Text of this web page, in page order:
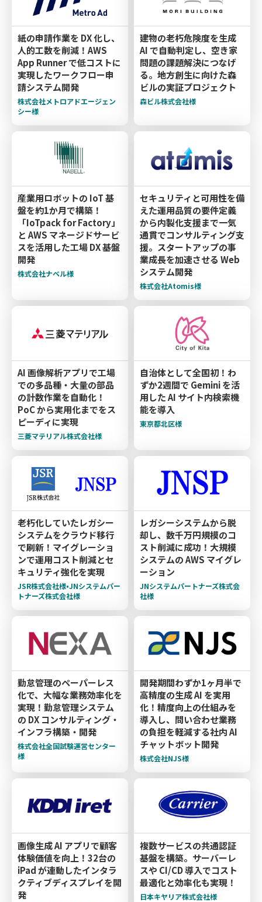
紙の申請作業を DX 化し、
人的工数を削減！AWS
App Runner で低コストに
実現したワークフロー申
請システム開発
株式会社メトロアドエージェン
シー様
建物の老朽危険度を生成
AI で自動判定し、空き家
問題の課題解決につなげ
る。地方創生に向けた森
ビルの実証プロジェクト
森ビル株式会社様
産業用ロボットの IoT 基
盤を約1か月で構築！
「IoTpack for Factory」
と AWS マネージドサービ
スを活用した工場 DX 基盤
開発
株式会社ナベル様
セキュリティと可用性を備
えた運用品質の要件定義
から内製化支援まで一気
通貫でコンサルティング支
援。スタートアップの事
業成長を加速させる Web
システム開発
株式会社Atomis様
AI 画像解析アプリで工場
での多品種・大量の部品
の計数作業を自動化！
PoC から実用化までをス
ピーディに実現
三菱マテリアル株式会社様
自治体として全国初！わ
ずか2週間で Gemini を活
用した AI サイト内検索機
能を導入
東京都北区様
老朽化していたレガシー
システムをクラウド移行
で刷新！マイグレーショ
ンで運用コスト削減とセ
キュリティ強化を実現
JSR株式会社様•JNシステムパー
トナーズ株式会社様
レガシーシステムから脱
却し、数千万円規模のコ
スト削減に成功！大規模
システムの AWS マイグレ
ーション
JNシステムパートナーズ株式会
社様
勤怠管理のペーパーレス
化で、大幅な業務効率化を
実現！勤怠管理システム
の DX コンサルティング・
インフラ構築・開発
株式会社全国試験運営センター
様
開発期間わずか1ヶ月半で
高精度の生成 AI を実用
化！精度向上の仕組みを
導入し、問い合わせ業務
の負担を軽減する社内 AI
チャットボット開発
株式会社NJS様
画像生成 AI アプリで顧客
体験価値を向上！32台の
iPad が連動したインタラ
クティブディスプレイを開
発
複数サービスの共通認証
基盤を構築。サーバーレ
スや CI/CD 導入でコスト
最適化と効率化も実現！
日本キヤリア株式会社様